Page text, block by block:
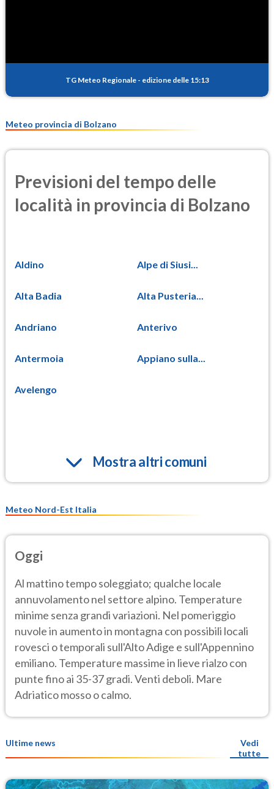
PM25
TG Meteo Regionale - edizione delle 15:13
Meteo provincia di Bolzano
Previsioni del tempo delle
località in provincia di Bolzano
Aldino Alpe di Siusi...
Alta Badia Alta Pusteria...
Andriano Anterivo
Antermoia Appiano sulla...
Avelengo
Mostra altri comuni
Meteo Nord-Est Italia
Oggi
Al mattino tempo soleggiato; qualche locale
annuvolamento nel settore alpino. Temperature
minime senza grandi variazioni. Nel pomeriggio
nuvole in aumento in montagna con possibili locali
rovesci o temporali sull'Alto Adige e sull'Appennino
emiliano. Temperature massime in lieve rialzo con
punte fino ai 35-37 gradi. Venti deboli. Mare
Adriatico mosso o calmo.
Ultime news
Vedi
tutte